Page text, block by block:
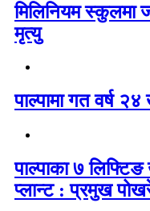
मिलिनियम स्कुलमा
मृत्यु
पाल्पामा गत वर्ष
पाल्पाका ७ लिफ्टिङ
प्लान्ट : प्रमुख